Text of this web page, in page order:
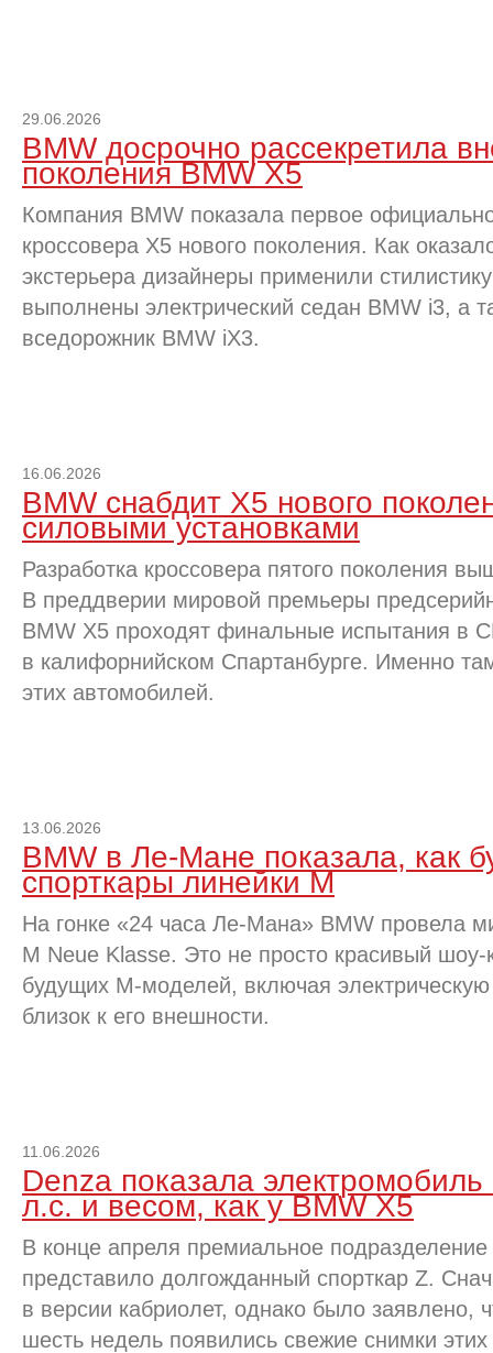
29.06.2026
BMW досрочно рассекретила
поколения BMW X5
Компания BMW показала первое
кроссовера X5 нового поколения. Как
экстерьера дизайнеры применили
выполнены электрический седан BMW i3, а
вседорожник BMW iX3.
16.06.2026
BMW снабдит X5 нового
силовыми установками
Разработка кроссовера пятого поколения
В преддверии мировой премьеры
BMW X5 проходят финальные испытания в
в калифорнийском Спартанбурге. Именно
этих автомобилей.
13.06.2026
BMW в Ле-Мане показала, как
спорткары линейки M
На гонке «24 часа Ле-Мана» BMW провела
M Neue Klasse. Это не просто красивый шоу-
будущих M-моделей, включая
близок к его внешности.
11.06.2026
Denza показала
л.с. и весом, как у BMW X5
В конце апреля премиальное
представило долгожданный спорткар Z.
в версии кабриолет, однако было заявлено,
шесть недель появились свежие снимки